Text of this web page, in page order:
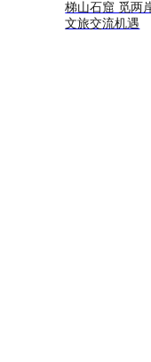
梯山石窟 觅两
文旅交流机遇